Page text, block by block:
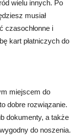
wielu innych. Po
musiał
czasochłonne i
kart płatniczych do
miejscem do
dobre rozwiązanie.
dokumenty, a także
do noszenia.